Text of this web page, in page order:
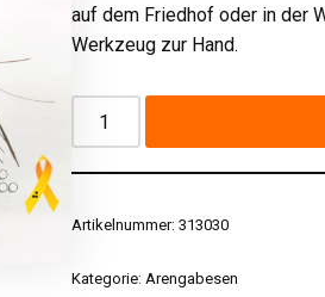
auf dem Friedhof oder in der
Werkzeug zur Hand.
Artikelnummer:313030
Kategorie:Arengabesen